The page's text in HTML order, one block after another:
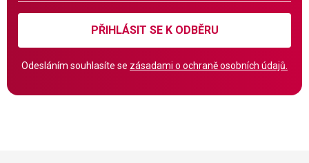
PŘIHLÁSIT SE K ODBĚRU
Odesláním souhlasíte se zásadami o ochraně osobních údajů.